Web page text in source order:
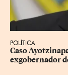
POLÍTICA
Caso
exgobernador